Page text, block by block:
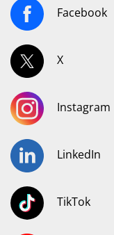
Facebook
X
Instagram
LinkedIn
TikTok